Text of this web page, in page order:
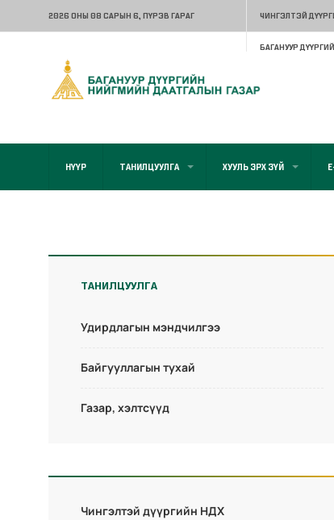
2026 ОНЫ 08 САРЫН 6, ПҮРЭВ ГАРАГ ЧИНГЭЛТЭЙ
БАГАНУУР
НҮҮР ТАНИЛЦУУЛГА ХУУЛЬ ЭРХ ЗҮЙ
ТАНИЛЦУУЛГА
Удирдлагын мэндчилгээ
Байгууллагын тухай
Газар, хэлтсүүд
Чингэлтэй дүүргийн НДХ